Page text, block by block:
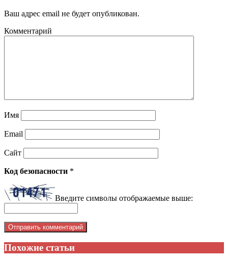
Ваш адрес email не будет опубликован.
Комментарий
Имя
Email
Сайт
Код безопасности *
Введите символы отображаемые выше:
Похожие статьи